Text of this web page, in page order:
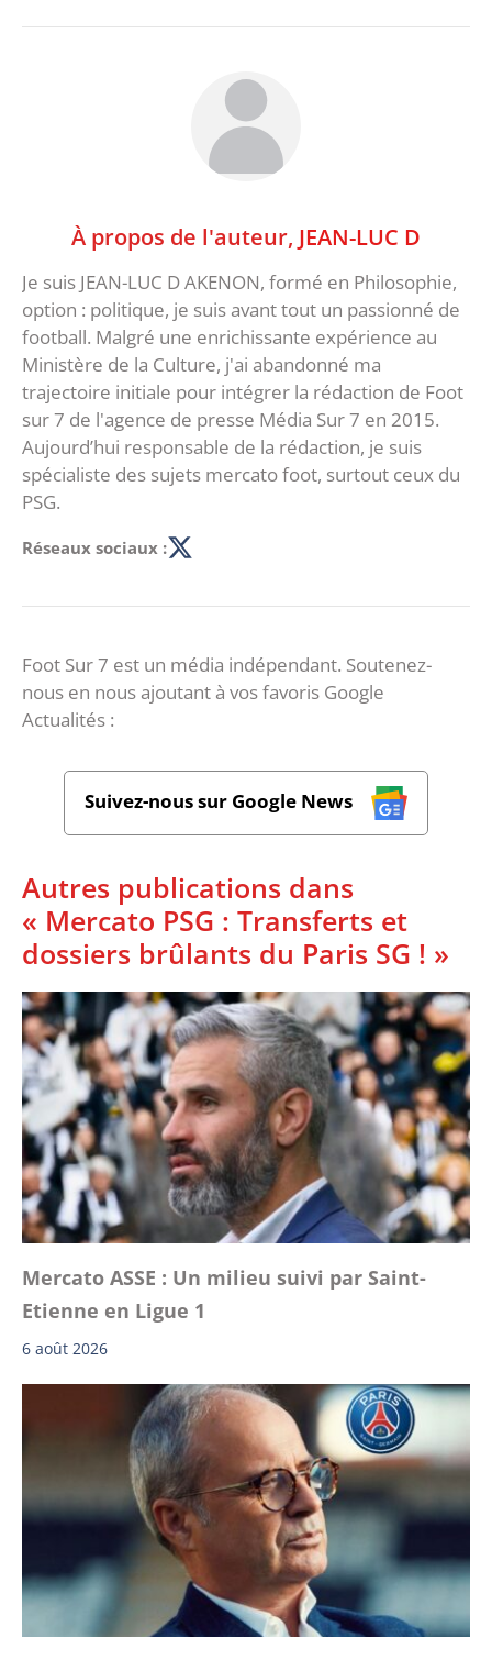
À propos de l'auteur, JEAN-LUC D
Je suis JEAN-LUC D AKENON, formé en Philosophie,
option : politique, je suis avant tout un passionné de
football. Malgré une enrichissante expérience au
Ministère de la Culture, j'ai abandonné ma
trajectoire initiale pour intégrer la rédaction de Foot
sur 7 de l'agence de presse Média Sur 7 en 2015.
Aujourd’hui responsable de la rédaction, je suis
spécialiste des sujets mercato foot, surtout ceux du
PSG.
Réseaux sociaux :
Foot Sur 7 est un média indépendant. Soutenez-
nous en nous ajoutant à vos favoris Google
Actualités :
Suivez-nous sur Google News
Autres publications dans
« Mercato PSG : Transferts et
dossiers brûlants du Paris SG ! »
Mercato ASSE : Un milieu suivi par Saint-
Etienne en Ligue 1
6 août 2026